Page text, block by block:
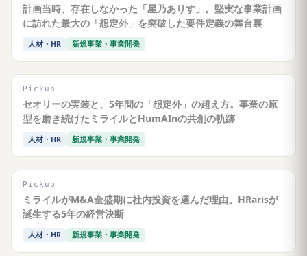
計画当時、存在しなかった「星乃ありす」。堅実な事業計画
に訪れた最大の「想定外」を突破した要件定義の舞台裏
人材・HR 新規事業・事業開発
Pickup
セオリーの実装と、5年間の「想定外」の超え方。事業の原
型を磨き続けたミライルとHumAInの共創の軌跡
人材・HR 新規事業・事業開発
Pickup
ミライルがM&A全盛期に社内投資を選んだ理由。HRarisが
誕生する5年の経営決断
人材・HR 新規事業・事業開発